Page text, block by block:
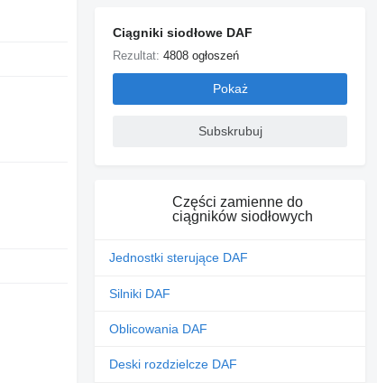
Ciągniki siodłowe DAF
Rezultat:4808 ogłoszeń
Pokaż
Subskrubuj
Części zamienne do
ciągników siodłowych
Jednostki sterujące DAF
Silniki DAF
Oblicowania DAF
Deski rozdzielcze DAF